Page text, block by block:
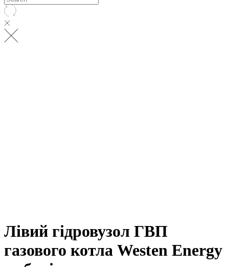
Лівий гідровузол ГВП
газового котла Westen Energy